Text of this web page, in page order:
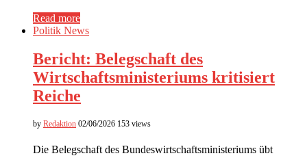
Read more
Politik News
Bericht: Belegschaft des
Wirtschaftsministeriums kritisiert
Reiche
by Redaktion 02/06/2026 153 views
Die Belegschaft des Bundeswirtschaftsministeriums übt